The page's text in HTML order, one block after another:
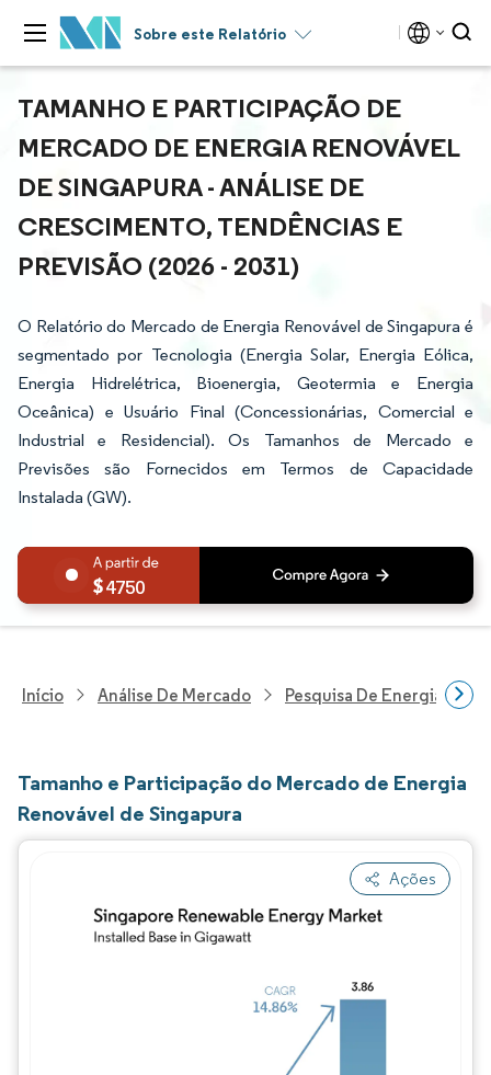
Sobre este Relatório
TAMANHO E PARTICIPAÇÃO DE
MERCADO DE ENERGIA RENOVÁVEL
DE SINGAPURA - ANÁLISE DE
CRESCIMENTO, TENDÊNCIAS E
PREVISÃO (2026 - 2031)
O Relatório do Mercado de Energia Renovável de Singapura é
segmentado por Tecnologia (Energia Solar, Energia Eólica,
Energia Hidrelétrica, Bioenergia, Geotermia e Energia
Oceânica) e Usuário Final (Concessionárias, Comercial e
Industrial e Residencial). Os Tamanhos de Mercado e
Previsões são Fornecidos em Termos de Capacidade
Instalada (GW).
4750
Início Análise De Mercado Pesquisa De Energia E
Tamanho e Participação do Mercado de Energia
Renovável de Singapura
Ações